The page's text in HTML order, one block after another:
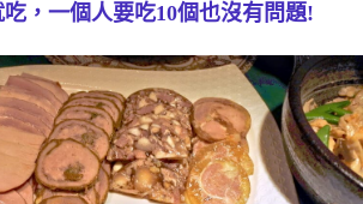
，一個人要吃10個也沒有問題!